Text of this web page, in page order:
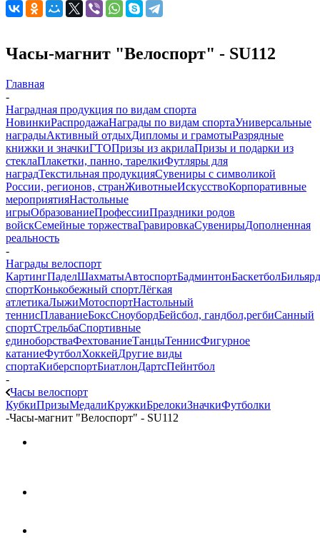
Часы-магнит "Велоспорт" - SU112
Главная
-
Наградная продукция по видам спорта
НовинкиРаспродажаНаграды по видам спортаУниверсальные
наградыАктивный отдыхДипломы и грамотыРазрядные
книжки и значкиГТОПризы из акрилаПризы и подарки из
стеклаПлакетки, панно, тарелкиФутляры для
наградТекстильная продукцияСувениры с символикой
России, регионов, странЖивотныеИскусствоКорпоративные
мероприятияНастольные
игрыОбразованиеПрофессииПраздники родов
войскСемейные торжестваГравировкаСувенирыДополненная
реальность
-
Награды велоспорт
КартингПаделШахматыАвтоспортБадминтонБаскетболБильярд
спортКонькобежный спортЛёгкая
атлетикаЛыжиМотоспортНастольный
теннисПлаваниеБоксСноубордБейсбол, гандбол,регбиСанный
спортСтрельбаСпортивные
единоборстваФехтованиеТанцыТеннисФигурное
катаниеФутболХоккейДругие виды
спортаКиберспортБиатлонДартсПейнтбол
-
Часы велоспорт
КубкиПризыМедалиКружкиБрелокиЗначкиФутболки
-Часы-магнит "Велоспорт" - SU112